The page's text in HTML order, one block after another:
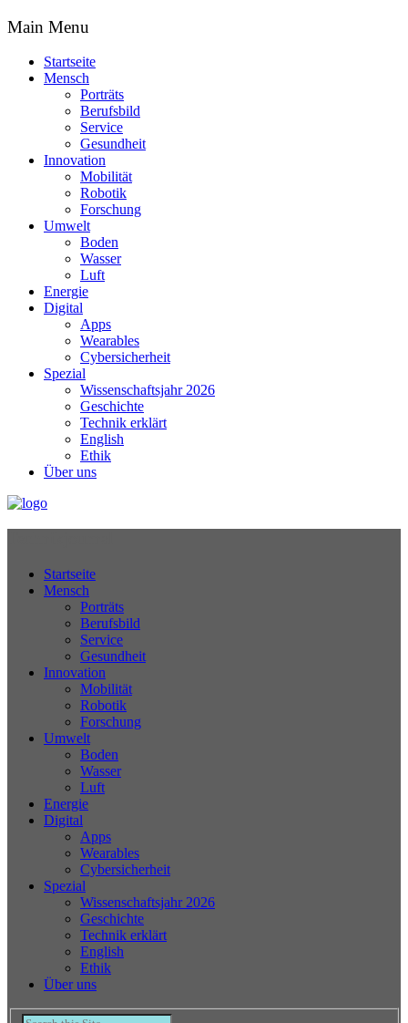
Main Menu
Startseite
Mensch
Porträts
Berufsbild
Service
Gesundheit
Innovation
Mobilität
Robotik
Forschung
Umwelt
Boden
Wasser
Luft
Energie
Digital
Apps
Wearables
Cybersicherheit
Spezial
Wissenschaftsjahr 2026
Geschichte
Technik erklärt
English
Ethik
Über uns
Startseite
Mensch
Porträts
Berufsbild
Service
Gesundheit
Innovation
Mobilität
Robotik
Forschung
Umwelt
Boden
Wasser
Luft
Energie
Digital
Apps
Wearables
Cybersicherheit
Spezial
Wissenschaftsjahr 2026
Geschichte
Technik erklärt
English
Ethik
Über uns